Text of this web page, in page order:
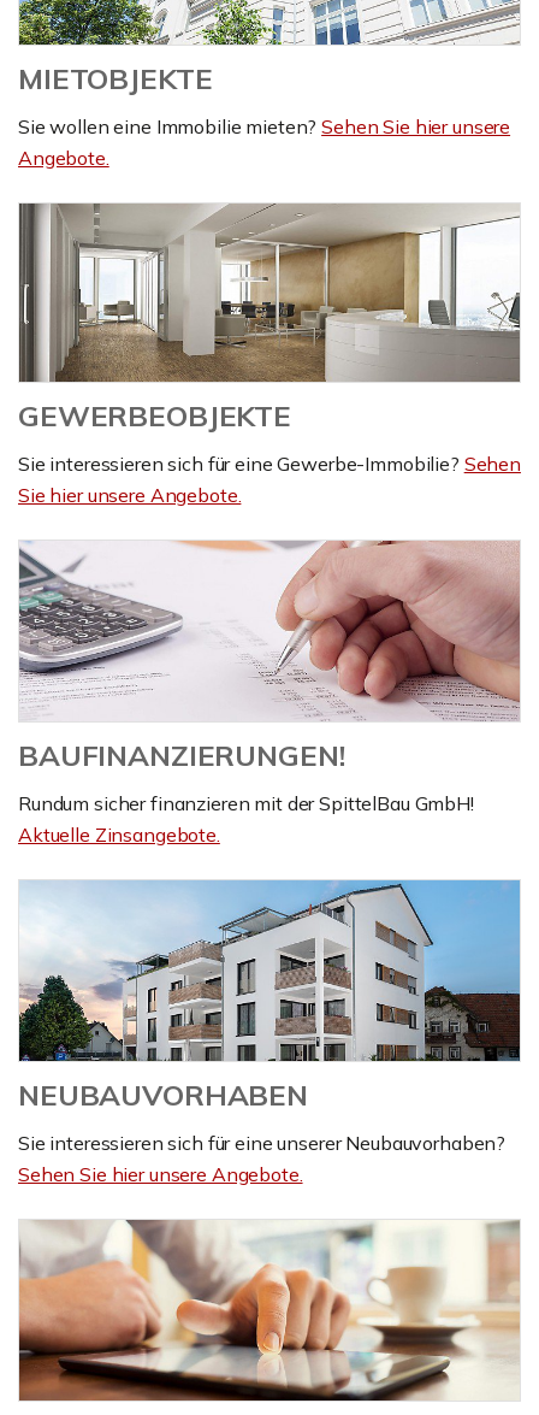
MIETOBJEKTE
Sie wollen eine Immobilie mieten?Sehen Sie hier unsere
Angebote.
GEWERBEOBJEKTE
Sie interessieren sich für eine Gewerbe-Immobilie? Sehen
Sie hier unsere Angebote.
BAUFINANZIERUNGEN!
Rundum sicher finanzieren mit der SpittelBau GmbH!
Aktuelle Zinsangebote.
NEUBAUVORHABEN
Sie interessieren sich für eine unserer Neubauvorhaben?
Sehen Sie hier unsere Angebote.